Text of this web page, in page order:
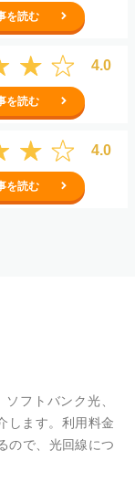
を読む
4.0
を読む
4.0
を読む
フトバンク光、
します。利用料金
ので、光回線につ